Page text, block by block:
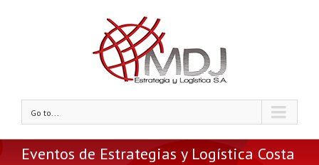
Go to...
Eventos de Estrategias y Logística Costa